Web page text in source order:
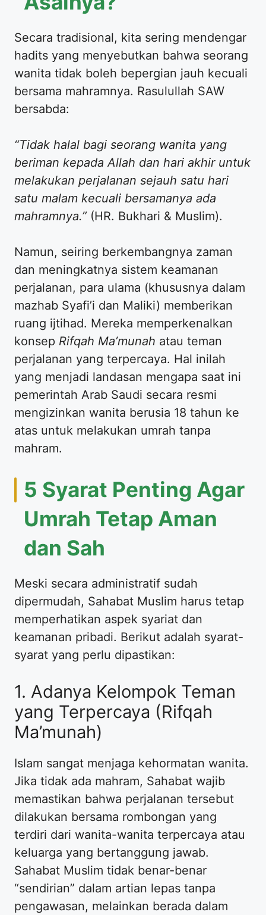
​Secara tradisional, kita sering mendengar
hadits yang menyebutkan bahwa seorang
wanita tidak boleh bepergian jauh kecuali
bersama mahramnya. Rasulullah SAW
bersabda:
“Tidak halal bagi seorang wanita yang
beriman kepada Allah dan hari akhir untuk
melakukan perjalanan sejauh satu hari
satu malam kecuali bersamanya ada
mahramnya.” (HR. Bukhari & Muslim).
​Namun, seiring berkembangnya zaman
dan meningkatnya sistem keamanan
perjalanan, para ulama (khususnya dalam
mazhab Syafi’i dan Maliki) memberikan
ruang ijtihad. Mereka memperkenalkan
konsep Rifqah Ma’munah atau teman
perjalanan yang terpercaya. Hal inilah
yang menjadi landasan mengapa saat ini
pemerintah Arab Saudi secara resmi
mengizinkan wanita berusia 18 tahun ke
atas untuk melakukan umrah tanpa
mahram.
​5 Syarat Penting Agar
Umrah Tetap Aman
dan Sah
​Meski secara administratif sudah
dipermudah, Sahabat Muslim harus tetap
memperhatikan aspek syariat dan
keamanan pribadi. Berikut adalah syarat-
syarat yang perlu dipastikan:
​1. Adanya Kelompok Teman
yang Terpercaya (Rifqah
Ma’munah)
​Islam sangat menjaga kehormatan wanita.
Jika tidak ada mahram, Sahabat wajib
memastikan bahwa perjalanan tersebut
dilakukan bersama rombongan yang
terdiri dari wanita-wanita terpercaya atau
keluarga yang bertanggung jawab.
Sahabat Muslim tidak benar-benar
“sendirian” dalam artian lepas tanpa
pengawasan, melainkan berada dalam